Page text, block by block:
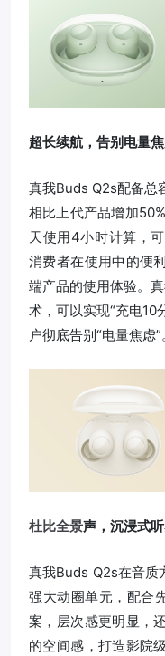
超长续航，告别电量
真我Buds Q2s配备总
相比上代产品增加
天使用4小时计算，
消费者在使用中的便
端产品的使用体验。
术，可以实现“充电10
户彻底告别“电量焦虑”
杜比全景声，沉浸式
真我Buds Q2s在音质
强大动圈单元，配合
案，层次感更明显，
的空间感，打造影院